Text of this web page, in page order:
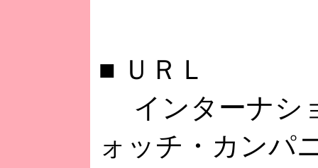
■ ＵＲＬ
インターナシ
ォッチ・カンパ